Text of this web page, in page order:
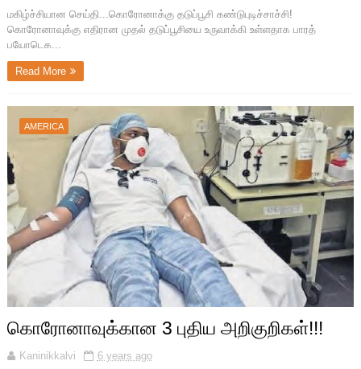
மகிழ்ச்சியான செய்தி...கொரோனாக்கு தடுப்பூசி கண்டுபுடிச்சாச்சி!
கொரோனாவுக்கு எதிரான முதல் தடுப்பூசியை உருவாக்கி உள்ளதாக பாரத்
பயோடெக...
Read More
AMERICA
கொரோனாவுக்கான 3 புதிய அறிகுறிகள்!!!
Kaninikkalvi
6 years ago